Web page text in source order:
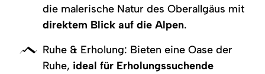
die malerische Natur des Oberallgäus mit
direktem Blick auf die Alpen.
Ruhe & Erholung: Bieten eine Oase der
Ruhe, ideal für Erholungssuchende